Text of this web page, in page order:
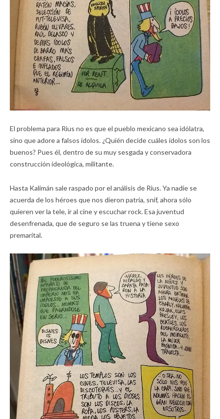
El problema para Rius no es que el pueblo mexicano sea idólatra,
sino que adore a falsos ídolos. ¿Quién decide cuáles ídolos son los
buenos? Pues él, dentro de su muy sesgada y conservadora
construcción ideológica, militante.
Hasta Kalimán sale raspado por el análisis de Rius. Ya nadie se
acuerda de los héroes que nos dieron patria, snif, ahora sólo
quieren ver la tele, ir al cine y escuchar rock. Esa juventud
desenfrenada, que de seguro se las truena y tiene sexo
premarital.